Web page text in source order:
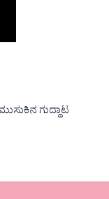
ಗುದ್ದಾಟ